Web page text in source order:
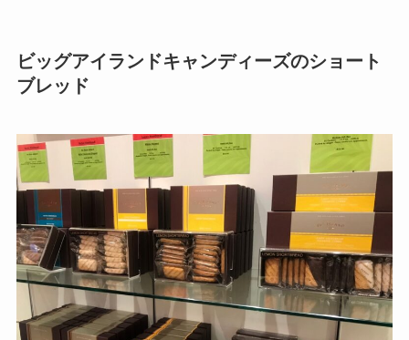
ビッグアイランドキャンディーズのショート
ブレッド